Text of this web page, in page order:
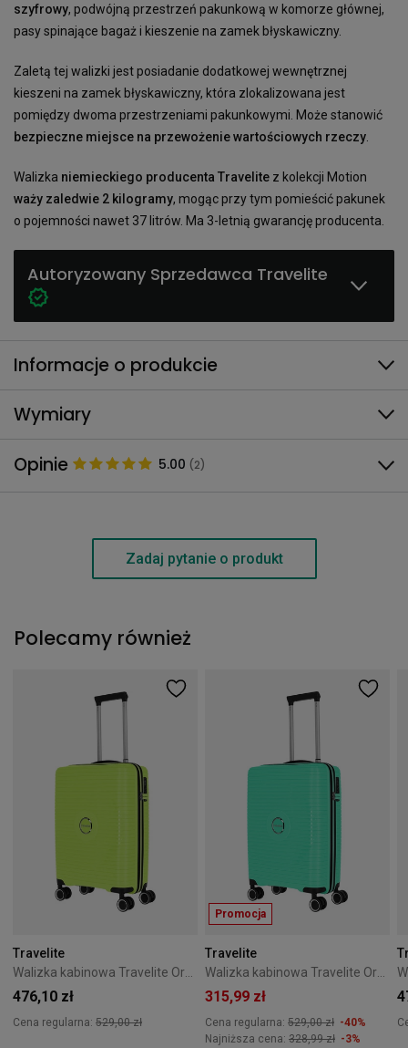
szyfrowy, podwójną przestrzeń pakunkową w komorze głównej,
pasy spinające bagaż i kieszenie na zamek błyskawiczny.
Zaletą tej walizki jest posiadanie dodatkowej wewnętrznej
kieszeni na zamek błyskawiczny, która zlokalizowana jest
pomiędzy dwoma przestrzeniami pakunkowymi. Może stanowić
bezpieczne miejsce na przewożenie wartościowych rzeczy
Walizka niemieckiego producenta Travelite z kolekcji Motion
waży zaledwie 2 kilogramy, mogąc przy tym pomieścić pakunek
o pojemności nawet 37 litrów. Ma 3-letnią gwarancję producenta.
Autoryzowany Sprzedawca Travelite
Informacje o produkcie
Wymiary
Opinie 5.00 (2)
Zadaj pytanie o produkt
Polecamy również
Travelite
476,10 zł
Cena regularna: 529,00 zł
Promocja
Travelite
315,99 zł
Cena regularna: 529,00 zł -40%
Najniższa cena: 328,99 zł -3%